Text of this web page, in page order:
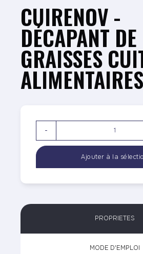
CUIRENOV -
DÉCAPANT DE
GRAISSES
ALIMENTAIRES
-
PROPRIETES
MODE D'EMPLOI